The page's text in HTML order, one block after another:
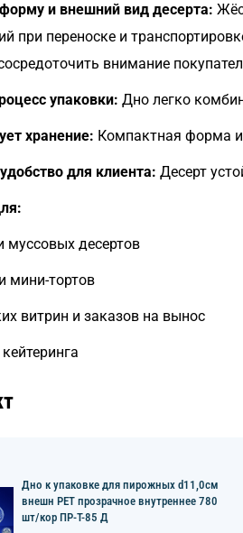
и внешний вид десерта:
при переноске и
внимание
упаковки: Дно легко
хранение: Компактная форма
для клиента: Десерт
муссовых десертов
мини-тортов
витрин и заказов на вынос
Дно к упаковке для пирожных d11,0см
внешн PET прозрачное внутреннее 780
шт/кор ПР-Т-85 Д